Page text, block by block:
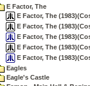
E Factor, The
E Factor, The
E Factor, The
E Factor, The
E Factor, The
E Factor, The
Eagles
Eagle's Castle